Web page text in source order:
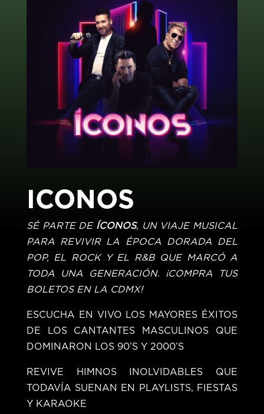
ICONOS
SÉ PARTE DE ÍCONOS, UN VIAJE MUSICAL
PARA REVIVIR LA ÉPOCA DORADA DEL
POP, EL ROCK Y EL R&B QUE MARCÓ A
TODA UNA GENERACIÓN. ¡COMPRA TUS
BOLETOS EN LA CDMX!
ESCUCHA EN VIVO LOS MAYORES ÉXITOS
DE LOS CANTANTES MASCULINOS QUE
DOMINARON LOS 90’S Y 2000’S
REVIVE HIMNOS INOLVIDABLES QUE
TODAVÍA SUENAN EN PLAYLISTS, FIESTAS
Y KARAOKE